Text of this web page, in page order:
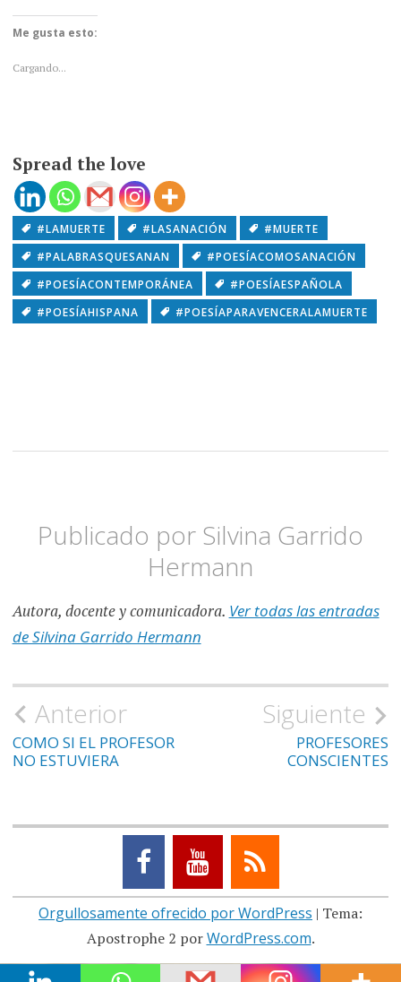
Me gusta esto:
Cargando...
Spread the love
ESCRITURA
POEMAS
#LAMUERTE #LASANACIÓN
#MUERTE
#PALABRASQUESANAN
#POESÍACOMOSANACIÓN
#POESÍACONTEMPORÁNEA
#POESÍAESPAÑOLA
#POESÍAHISPANA
#POESÍAPARAVENCERALAMUERTE
Publicado por Silvina Garrido
Hermann
Autora, docente y comunicadora. Ver todas las entradas
de Silvina Garrido Hermann
Navegación
de
Anterior
COMO SI EL PROFESOR
NO ESTUVIERA
Siguiente
PROFESORES
CONSCIENTES
Orgullosamente ofrecido por WordPress | Tema:
Apostrophe 2 porWordPress.com.